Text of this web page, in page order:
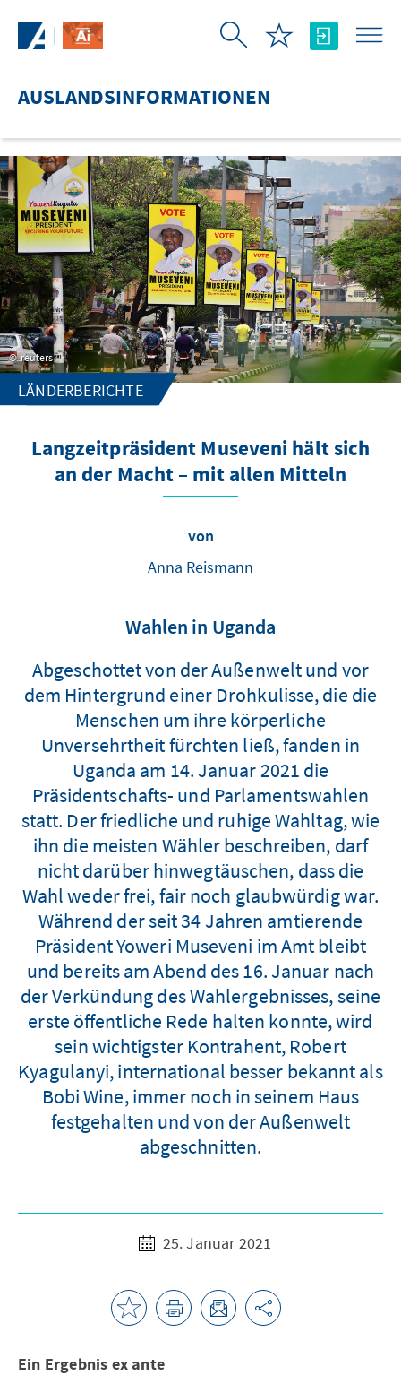
AUSLANDSINFORMATIONEN
reuters
LÄNDERBERICHTE
Langzeitpräsident Museveni hält sich
an der Macht – mit allen Mitteln
von
Anna Reismann
Wahlen in Uganda
Abgeschottet von der Außenwelt und vor
dem Hintergrund einer Drohkulisse, die die
Menschen um ihre körperliche
Unversehrtheit fürchten ließ, fanden in
Uganda am 14. Januar 2021 die
Präsidentschafts- und Parlamentswahlen
statt. Der friedliche und ruhige Wahltag, wie
ihn die meisten Wähler beschreiben, darf
nicht darüber hinwegtäuschen, dass die
Wahl weder frei, fair noch glaubwürdig war.
Während der seit 34 Jahren amtierende
Präsident Yoweri Museveni im Amt bleibt
und bereits am Abend des 16. Januar nach
der Verkündung des Wahlergebnisses, seine
erste öffentliche Rede halten konnte, wird
sein wichtigster Kontrahent, Robert
Kyagulanyi, international besser bekannt als
Bobi Wine, immer noch in seinem Haus
festgehalten und von der Außenwelt
abgeschnitten.
25. Januar 2021
Ein Ergebnis ex ante